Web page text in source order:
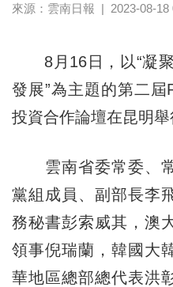
來源： 雲南日報 | 2023-08-18
8月16日，以“凝聚
發展”為主題的第二
投資合作論壇在昆明舉
雲南省委常委、常
黨組成員、副部長李
務秘書彭索威其，澳
領事倪瑞蘭，韓國大
華地區總部總代表洪